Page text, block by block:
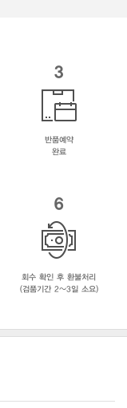
3
반품예약
완료
6
회수 확인 후 환불처리
(검품기간 2~3일 소요)